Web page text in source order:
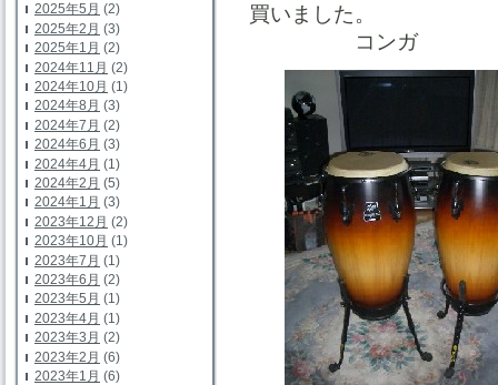
2025年5月 (2)
2025年2月 (3)
2025年1月 (2)
2024年11月 (2)
2024年10月 (1)
2024年8月 (3)
2024年7月 (2)
2024年6月 (3)
2024年4月 (1)
2024年2月 (5)
2024年1月 (3)
2023年12月 (2)
2023年10月 (1)
2023年7月 (1)
2023年6月 (2)
2023年5月 (1)
2023年4月 (1)
2023年3月 (2)
2023年2月 (6)
2023年1月 (6)
買いました。
コンガ